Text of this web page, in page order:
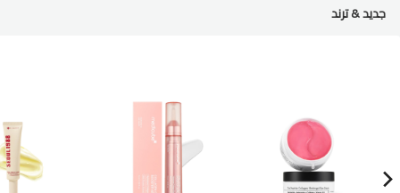
جديد & ترند